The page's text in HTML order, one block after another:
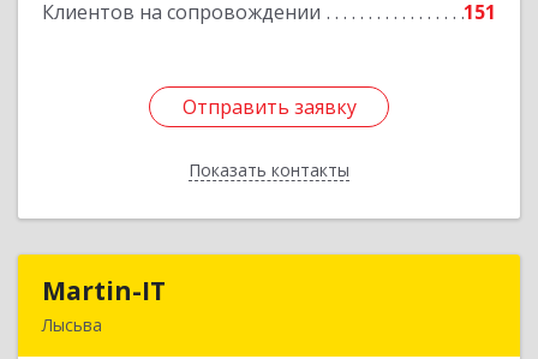
Клиентов на сопровождении 151
Отправить заявку
Показать контакты
Подробнее
Отправить заявку
Назад
Martin-IT
Лысьва